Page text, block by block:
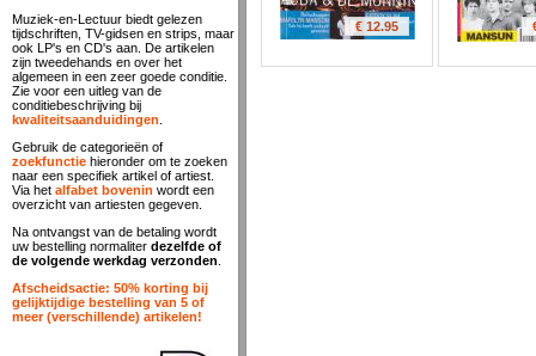
€ 12.95
Muziek-en-Lectuur biedt gelezen
tijdschriften, TV-gidsen en strips, maar
ook LP's en CD's aan. De artikelen
zijn tweedehands en over het
algemeen in een zeer goede conditie.
Zie voor een uitleg van de
conditiebeschrijving bij
kwaliteitsaanduidingen
Gebruik de categorieën of
zoekfunctie hieronder om te zoeken
naar een specifiek artikel of artiest.
Via het alfabet bovenin wordt een
overzicht van artiesten gegeven.
Na ontvangst van de betaling wordt
uw bestelling normaliter dezelfde of
de volgende werkdag verzonden
Afscheidsactie: 50% korting bij
gelijktijdige bestelling van 5 of
meer (verschillende) artikelen!